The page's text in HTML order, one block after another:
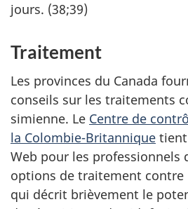
jours. (38;39)
Traitement
Les provinces du Canada
conseils sur les traitements
simienne. Le Centre de
la Colombie-Britannique
Web pour les professionnels
options de traitement contre
qui décrit brièvement le